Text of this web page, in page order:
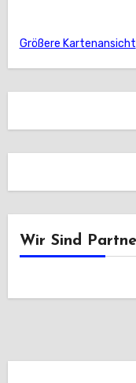
Größere Kartenansicht
Wir Sind